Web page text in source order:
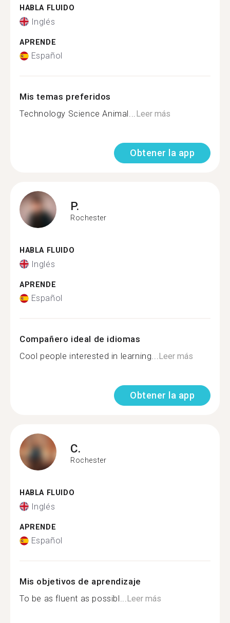
HABLA FLUIDO
Inglés
APRENDE
Español
Mis temas preferidos
Technology Science Animal...Leer más
Obtener la app
P.
Rochester
HABLA FLUIDO
Inglés
APRENDE
Español
Compañero ideal de idiomas
Cool people interested in learning...Leer más
Obtener la app
C.
Rochester
HABLA FLUIDO
Inglés
APRENDE
Español
Mis objetivos de aprendizaje
To be as fluent as possibl...Leer más